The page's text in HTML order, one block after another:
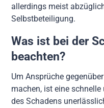
allerdings meist
Selbstbeteiligung.
Was ist bei der
beachten?
Um Ansprüche
machen, ist eine
des Schadens